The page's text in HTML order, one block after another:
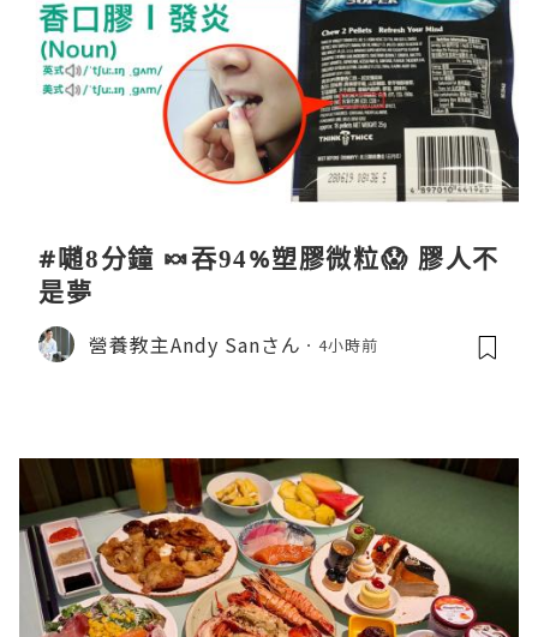
#𡁻8分鐘 🍬吞94%塑膠微粒😱 膠人不
是夢
營養教主Andy Sanさん 4小時前